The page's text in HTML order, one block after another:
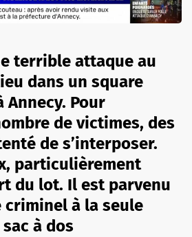
terrible attaque au
dans un square
Pour
de victimes, des
de s’interposer.
particulièrement
du lot. Il est parvenu
criminel à la seule
à dos